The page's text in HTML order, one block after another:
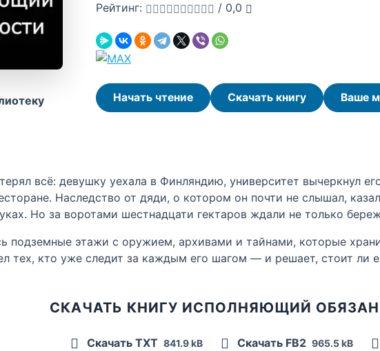
Рейтинг:
/ 0,0
Начать чтение Скачать книгу Ваше
всё: девушку уехала в Финляндию, университет вычеркнул
Наследство от дяди, о котором он почти не слышал,
Но за воротами шестнадцати гектаров ждали не только
подземные этажи с оружием, архивами и тайнами, которые
тех, кто уже следит за каждым его шагом — и решает, стоит ли
СКАЧАТЬ КНИГУ ИСПОЛНЯЮЩИЙ
Скачать TXT 841.9 kB Скачать FB2 965.5 kB